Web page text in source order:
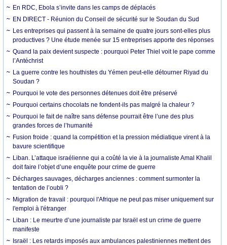
En RDC, Ebola s’invite dans les camps de déplacés
EN DIRECT - Réunion du Conseil de sécurité sur le Soudan du Sud
Les entreprises qui passent à la semaine de quatre jours sont-elles plus
productives ? Une étude menée sur 15 entreprises apporte des réponses
Quand la paix devient suspecte : pourquoi Peter Thiel voit le pape comme
l’Antéchrist
La guerre contre les houthistes du Yémen peut-elle détourner Riyad du
Soudan ?
Pourquoi le vote des personnes détenues doit être préservé
Pourquoi certains chocolats ne fondent-ils pas malgré la chaleur ?
Pourquoi le fait de naître sans défense pourrait être l’une des plus
grandes forces de l’humanité
Fusion froide : quand la compétition et la pression médiatique virent à la
bavure scientifique
Liban. L’attaque israélienne qui a coûté la vie à la journaliste Amal Khalil
doit faire l’objet d’une enquête pour crime de guerre
Décharges sauvages, décharges anciennes : comment surmonter la
tentation de l’oubli ?
Migration de travail : pourquoi l'Afrique ne peut pas miser uniquement sur
l'emploi à l'étranger
Liban : Le meurtre d’une journaliste par Israël est un crime de guerre
manifeste
Israël : Les retards imposés aux ambulances palestiniennes mettent des